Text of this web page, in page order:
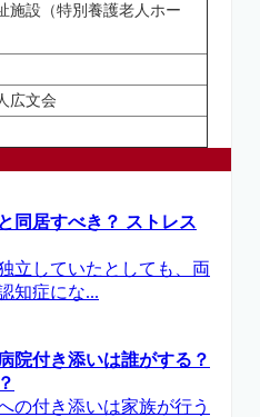
施設（特別養護老人ホー
広文会
同居すべき？ ストレス
立していたとしても、両
知症にな...
院付き添いは誰がする？
の付き添いは家族が行う